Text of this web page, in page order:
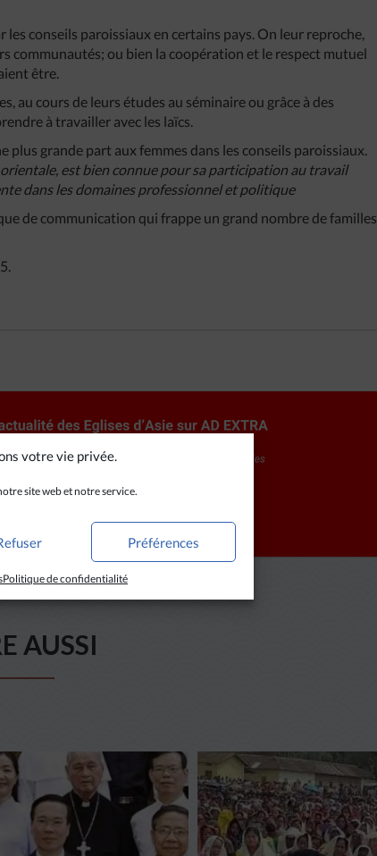
votre vie privée.
site web et notre service.
Préférences
Politique de confidentialité
conseils paroissiaux en certains pays. On leur reproche,
communautés; ou bien la coopération et le respect mutuel
être.
au cours de leurs études au séminaire ou grâce à des
à travailler avec les laïcs.
grande part aux femmes dans les conseils paroissiaux.
orientale, est bien connue pour sa participation au travail
dans les domaines professionnel et politique
de communication qui frappe un grand nombre de familles
AUSSI